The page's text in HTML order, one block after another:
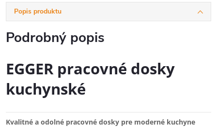
Popis produktu
Podrobný popis
EGGER pracovné dosky
kuchynské
Kvalitné a odolné pracovné dosky pre moderné kuchyne